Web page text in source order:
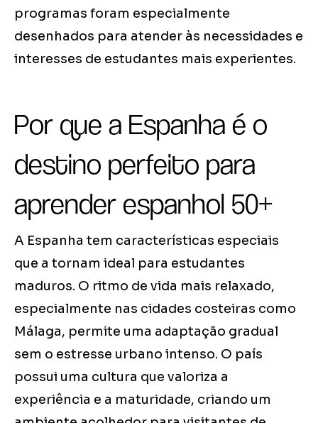
programas foram especialmente
desenhados para atender às necessidades e
interesses de estudantes mais experientes.
Por que a Espanha é o
destino perfeito para
aprender espanhol 50+
A Espanha tem características especiais
que a tornam ideal para estudantes
maduros. O ritmo de vida mais relaxado,
especialmente nas cidades costeiras como
Málaga, permite uma adaptação gradual
sem o estresse urbano intenso. O país
possui uma cultura que valoriza a
experiência e a maturidade, criando um